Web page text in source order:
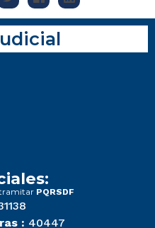
PQRSDF
: 40447